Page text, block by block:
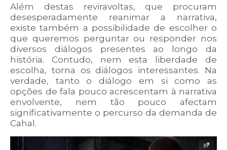
Além destas reviravoltas, que procuram
desesperadamente reanimar a narrativa,
existe também a possibilidade de escolher o
que queremos perguntar ou responder nos
diversos diálogos presentes ao longo da
história. Contudo, nem esta liberdade de
escolha, torna os diálogos interessantes. Na
verdade, tanto o diálogo em si como as
opções de fala pouco acrescentam à narrativa
envolvente, nem tão pouco afectam
significativamente o percurso da demanda de
Cahal.